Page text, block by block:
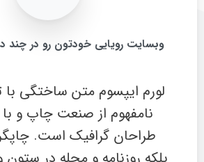
وبسایت رویایی خودتون رو در چند
لورم ایپسوم متن ساختگی با
نامفهوم از صنعت چاپ و با
طراحان گرافیک است.